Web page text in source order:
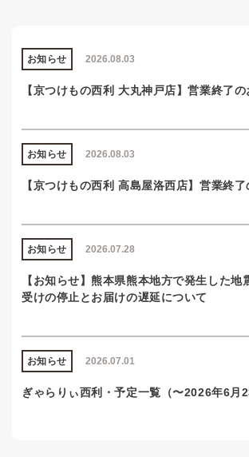
2026.08.03
お知らせ
【京つけもの西利 大丸神戸店】営業終了
2026.08.03
お知らせ
【京つけもの西利 高島屋洛西店】営業終
2026.07.28
お知らせ
【お知らせ】熊本県熊本地方で発生した地
受けの停止とお届けの遅延について
2026.07.01
お知らせ
ぎゃらりぃ西利・予定一覧（〜2026年6月